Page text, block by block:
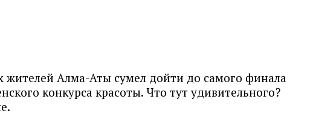
Алма-Аты сумел дойти до самого финала
конкурса красоты. Что тут удивительного?